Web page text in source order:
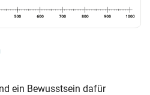
ein Bewusstsein dafür